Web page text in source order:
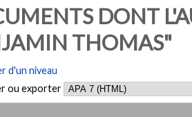
DONT
THOMAS"
d'un niveau
ou exporter